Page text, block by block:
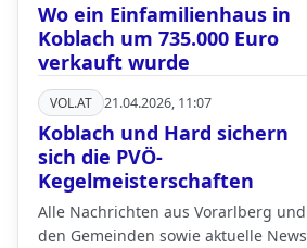
Wo ein Einfamilienhaus in
Koblach um 735.000 Euro
verkauft wurde
VOL.AT 21.04.2026, 11:07
Koblach und Hard sichern
sich die PVÖ-
Kegelmeisterschaften
Alle Nachrichten aus Vorarlberg und
den Gemeinden sowie aktuelle News